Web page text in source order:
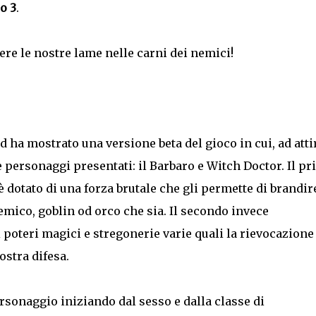
3.
le nostre lame nelle carni dei nemici!
mostrato una versione beta del gioco in cui, ad
presentati: il Barbaro e Witch Doctor. Il
di una forza brutale che gli permette di
goblin od orco che sia. Il secondo invece
magici e stregonerie varie quali la rievocazione
difesa.
iniziando dal sesso e dalla classe di